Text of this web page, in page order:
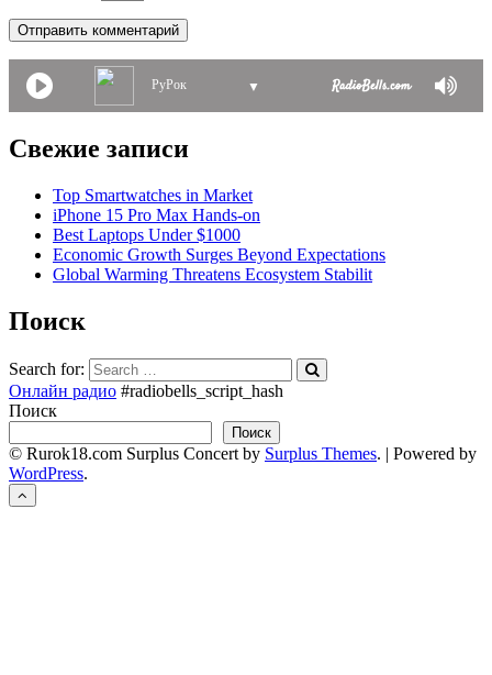
РуРок ▼
Свежие записи
Top Smartwatches in Market
iPhone 15 Pro Max Hands-on
Best Laptops Under $1000
Economic Growth Surges Beyond Expectations
Global Warming Threatens Ecosystem Stabilit
Поиск
Search for:
Онлайн радио #radiobells_script_hash
Поиск
Поиск
© Rurok18.com Surplus Concert by Surplus Themes. | Powered by
WordPress.